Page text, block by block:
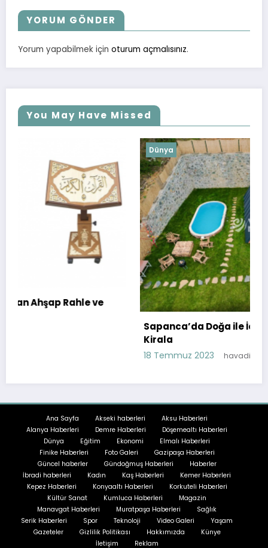
YORUM GÖNDER
Yorum yapabilmek için oturum açmalısınız.
You May Have Missed
Sapanca’da Doğa ile İç İçe Bir Tatil: Bungalov
havadis
Ana Sayfa Akseki haberleri
Aksu Haberleri
Alanya Haberleri
Demre Haberleri
Döşemealtı Haberleri
Dünya
Eğitim Ekonomi
Elmalı Haberleri
Finike Haberleri
Foto Galeri
Gazipaşa Haberleri
Güncel haberler
Gündoğmuş Haberleri
Haberler
İbradi haberleri
Kadın Kaş Haberleri
Kemer Haberleri
Kepez Haberleri
Konyaaltı Haberleri
Korkuteli Haberleri
Kültür Sanat
Kumluca Haberleri
Magazin
Manavgat Haberleri
Muratpaşa Haberleri
Sağlık
Serik Haberleri
Spor Teknoloji Video Galeri
Yaşam
Gazeteler
Gizlilik Politikası Hakkımızda
Künye
İletişim
Reklam